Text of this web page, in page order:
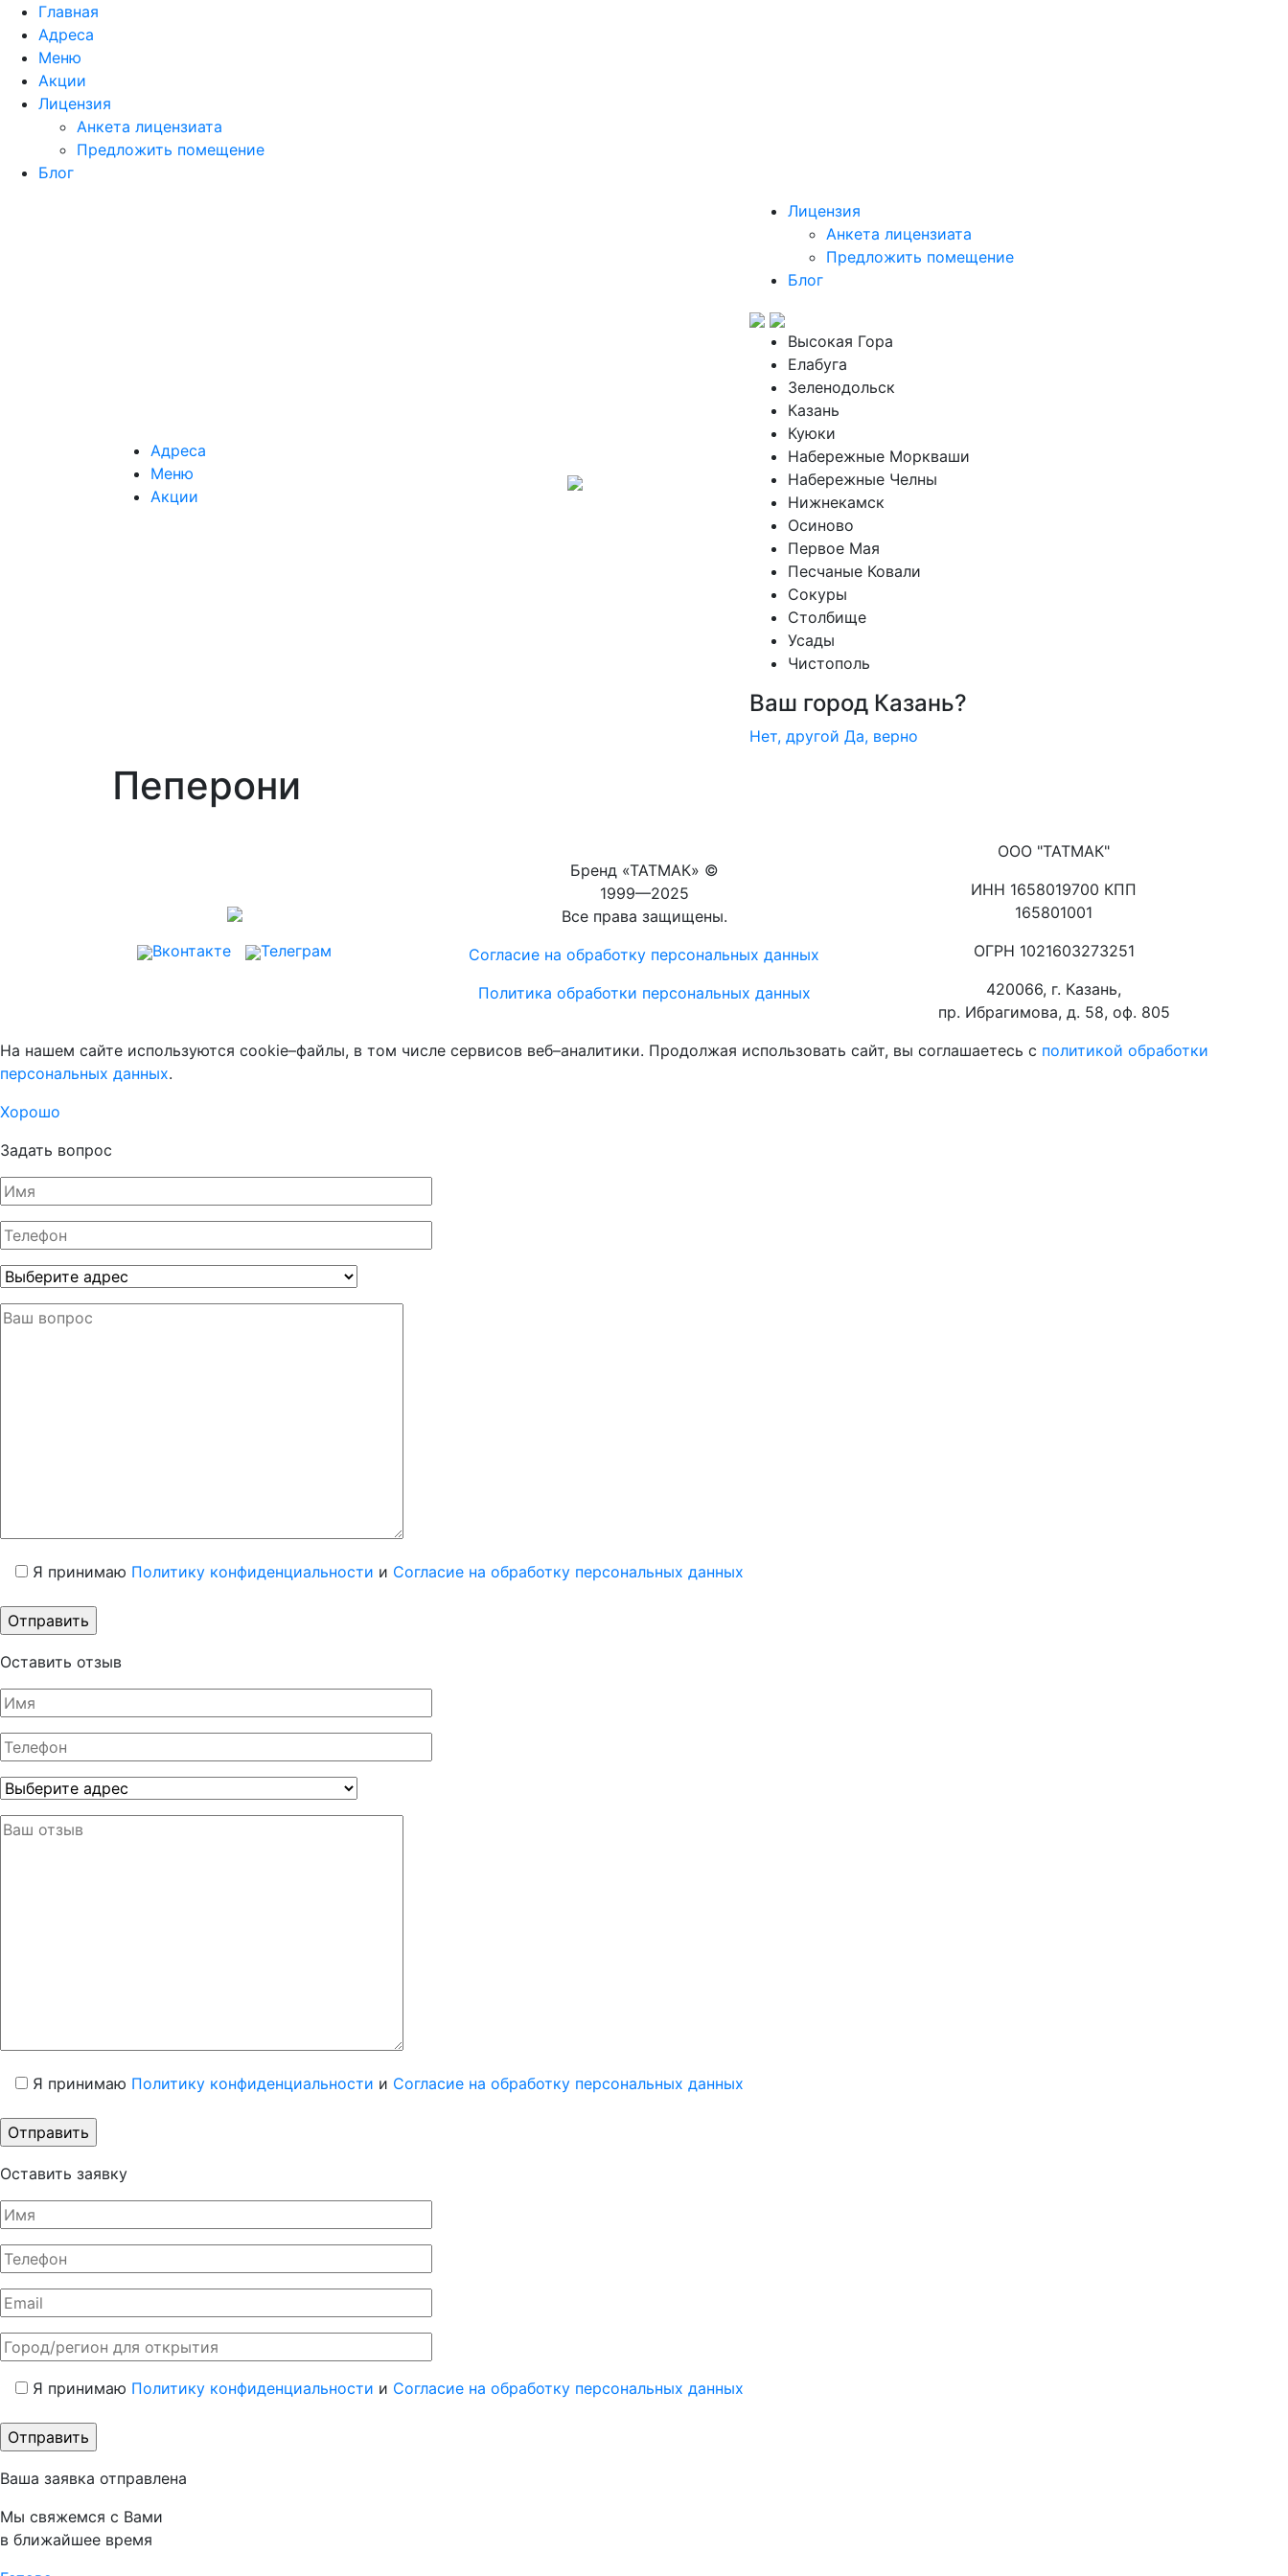
Главная
Адреса
Меню
Акции
Лицензия
Анкета лицензиата
Предложить помещение
Блог
Адреса
Меню
Акции
Лицензия
Анкета лицензиата
Предложить помещение
Блог
Высокая Гора
Елабуга
Зеленодольск
Казань
Куюки
Набережные Моркваши
Набережные Челны
Нижнекамск
Осиново
Первое Мая
Песчаные Ковали
Сокуры
Столбище
Усады
Чистополь
Ваш город Казань?
Нет, другой Да, верно
Пеперони
Вконтакте Телеграм
Бренд «ТАТМАК» ©
1999—2025
Все права защищены.
Согласие на обработку персональных данных
Политика обработки персональных данных
ООО "ТАТМАК"
ИНН 1658019700 КПП
165801001
ОГРН 1021603273251
420066, г. Казань,
пр. Ибрагимова, д. 58, оф. 805
На нашем сайте используются cookie–файлы, в том числе сервисов веб–аналитики. Продолжая использовать сайт, вы соглашаетесь с политикой обработки
персональных данных.
Хорошо
Задать вопрос
Я принимаю Политику конфиденциальности и Согласие на обработку персональных данных
Оставить отзыв
Я принимаю Политику конфиденциальности и Согласие на обработку персональных данных
Оставить заявку
Я принимаю Политику конфиденциальности и Согласие на обработку персональных данных
Ваша заявка отправлена
Мы свяжемся с Вами
в ближайшее время